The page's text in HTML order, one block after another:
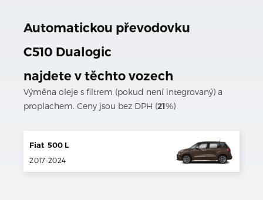
Automatickou převodovku
C510 Dualogic
najdete v těchto vozech
Výměna oleje s filtrem (pokud není integrovaný) a
proplachem. Ceny jsou bez DPH (21%)
Fiat 500 L
2017-2024